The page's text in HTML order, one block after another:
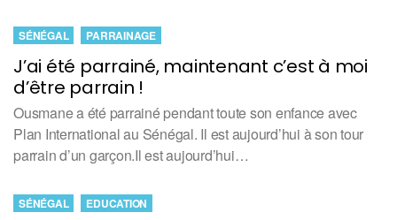
J’ai été parrainé, maintenant c’est à moi
d’être parrain !
SÉNÉGAL PARRAINAGE
Ousmane a été parrainé pendant toute son enfance avec
Plan International au Sénégal. Il est aujourd’hui à son tour
parrain d’un garçon.Il est aujourd’hui…
SÉNÉGAL EDUCATION